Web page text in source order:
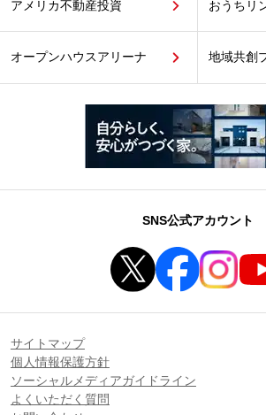
アメリカ不動産投資 おうちリ
オープンハウスアリーナ 地域共創
SNS公式アカウント
サイトマップ
個人情報保護方針
ソーシャルメディアガイドライン
よくいただく質問